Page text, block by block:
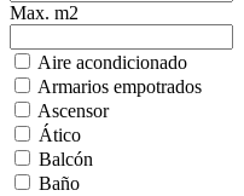
Max. m2
Aire acondicionado
Armarios empotrados
Ascensor
Ático
Balcón
Baño